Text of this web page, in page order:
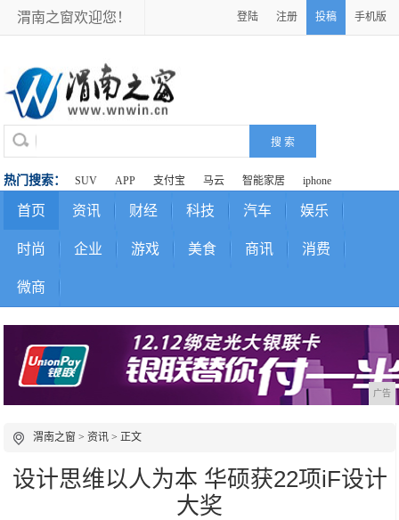
渭南之窗欢迎您！ 登陆 注册 投稿 手机版
热门搜索： SUV APP 支付宝 马云 智能家居 iphone
首页 资讯 财经 科技 汽车 娱乐
时尚 企业 游戏 美食 商讯 消费
微商
广告
渭南之窗 >资讯 > 正文
设计思维以人为本 华硕获22项iF设计
大奖